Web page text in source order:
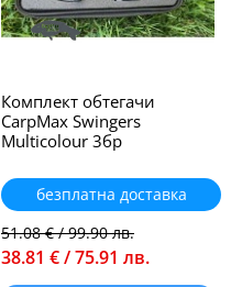
Комплект обтегачи
CarpMax Swingers
Multicolour 3бр
безплатна доставка
51.08 € / 99.90 лв.
38.81 € / 75.91 лв.